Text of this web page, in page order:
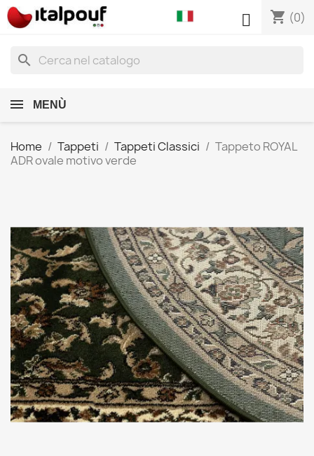
shopping_cart (0)

search
MENÙ
Home Tappeti Tappeti Classici
Tappeto ROYAL
ADR ovale motivo verde